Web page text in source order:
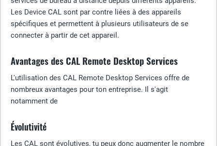
Les Device CAL sont par contre liées à des appareils
spécifiques et permettent à plusieurs utilisateurs de se
connecter à partir de cet appareil.
Avantages des CAL Remote Desktop Services
L'utilisation des CAL Remote Desktop Services offre de
nombreux avantages pour ton entreprise. Il s'agit
notamment de
Évolutivité
Les CAL sont évolutives, tu peux donc augmenter le nombre